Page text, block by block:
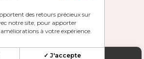
des retours précieux sur
notre site, pour apporter
à votre expérience.
✓ J'accepte